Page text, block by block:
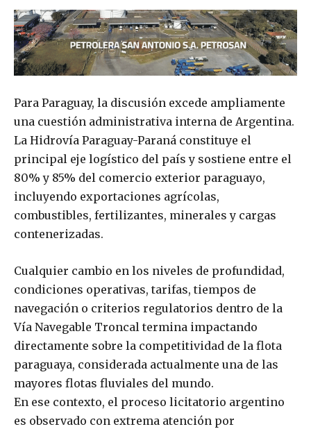
Para Paraguay, la discusión excede ampliamente
una cuestión administrativa interna de Argentina.
La Hidrovía Paraguay-Paraná constituye el
principal eje logístico del país y sostiene entre el
80% y 85% del comercio exterior paraguayo,
incluyendo exportaciones agrícolas,
combustibles, fertilizantes, minerales y cargas
contenerizadas.
Cualquier cambio en los niveles de profundidad,
condiciones operativas, tarifas, tiempos de
navegación o criterios regulatorios dentro de la
Vía Navegable Troncal termina impactando
directamente sobre la competitividad de la flota
paraguaya, considerada actualmente una de las
mayores flotas fluviales del mundo.
En ese contexto, el proceso licitatorio argentino
es observado con extrema atención por